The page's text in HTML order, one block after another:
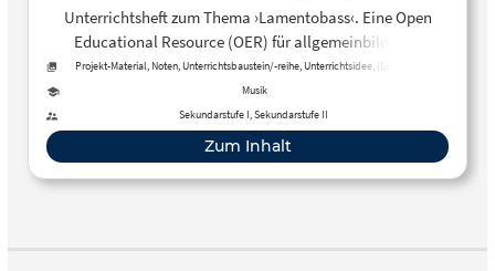
Unterrichtsheft zum Thema ›Lamentobass‹. Eine Open
Educational Resource (OER) für allgemeinbildende
Schulen.
Projekt-Material, Noten, Unterrichtsbaustein/-reihe, Unterrichtsidee, (Lehr-)Buch,
Musik
Sekundarstufe I, Sekundarstufe II
Zum Inhalt